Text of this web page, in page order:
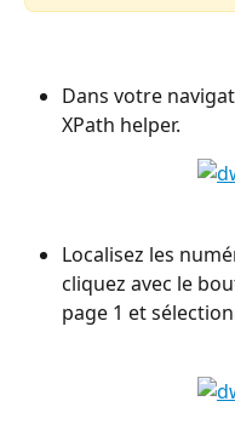
Dans votre
XPath helper.
Localisez les
cliquez avec le
page 1 et